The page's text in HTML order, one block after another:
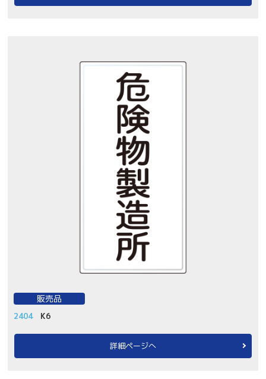
販売品
2404 K6
詳細ページへ